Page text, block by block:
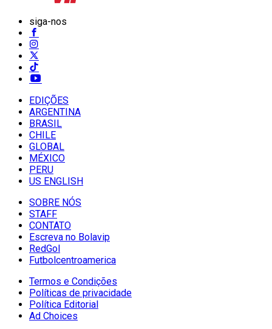
siga-nos
EDIÇÕES
ARGENTINA
BRASIL
CHILE
GLOBAL
MÉXICO
PERU
US ENGLISH
SOBRE NÓS
STAFF
CONTATO
Escreva no Bolavip
RedGol
Futbolcentroamerica
Termos e Condições
Políticas de privacidade
Política Editorial
Ad Choices